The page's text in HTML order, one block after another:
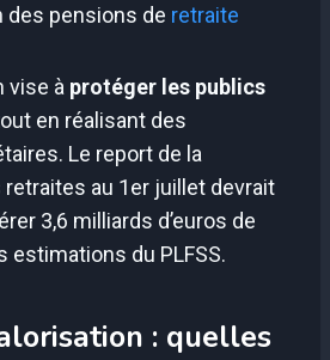
des pensions de retraite
vise à protéger les publics
en réalisant des
Le report de la
au 1er juillet devrait
3,6 milliards d’euros de
estimations du PLFSS.
: quelles